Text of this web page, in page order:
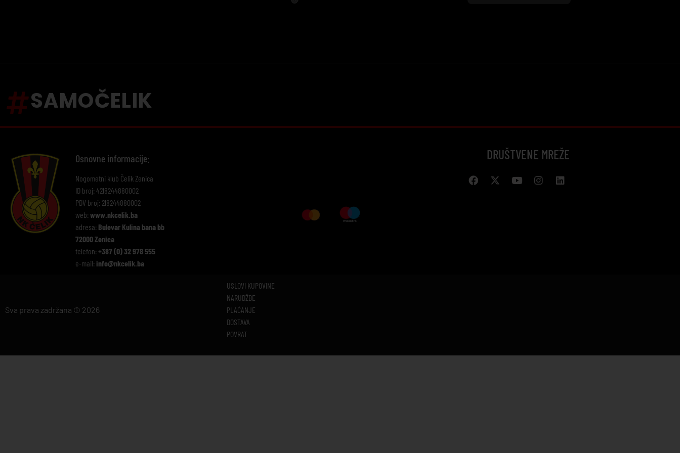
SAMOČELIK
Osnovne informacije:
Nogometni klub Čelik Zenica
ID broj: 4218244880002
PDV broj: 218244880002
web: www.nkcelik.ba
adresa: Bulevar Kulina bana bb
72000 Zenica
telefon: +387 (0) 32 978 555
e-mail: info@nkcelik.ba
DRUŠTVENE MREŽE
Sva prava zadržana © 2026
USLOVI KUPOVINE
NARUDŽBE
PLAĆANJE
DOSTAVA
POVRAT